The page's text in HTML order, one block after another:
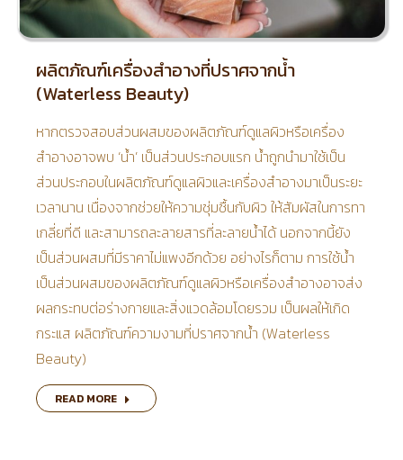
ผลิตภัณฑ์เครื่องสำอางที่ปราศจากน้ำ
(Waterless Beauty)
หากตรวจสอบส่วนผสมของผลิตภัณฑ์ดูแลผิวหรือเครื่อง
สำอางอาจพบ ‘น้ำ’ เป็นส่วนประกอบแรก น้ำถูกนำมาใช้เป็น
ส่วนประกอบในผลิตภัณฑ์ดูแลผิวและเครื่องสำอางมาเป็นระยะ
เวลานาน เนื่องจากช่วยให้ความชุ่มชื้นกับผิว ให้สัมผัสในการทา
เกลี่ยที่ดี และสามารถละลายสารที่ละลายน้ำได้ นอกจากนี้ยัง
เป็นส่วนผสมที่มีราคาไม่แพงอีกด้วย อย่างไรก็ตาม การใช้น้ำ
เป็นส่วนผสมของผลิตภัณฑ์ดูแลผิวหรือเครื่องสำอางอาจส่ง
ผลกระทบต่อร่างกายและสิ่งแวดล้อมโดยรวม เป็นผลให้เกิด
กระแส ผลิตภัณฑ์ความงามที่ปราศจากน้ำ (Waterless
Beauty)
READ MORE